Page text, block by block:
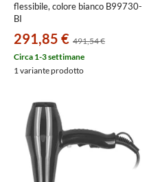
flessibile, colore bianco B99730-
BI
291,85 € 491,54 €
Circa 1-3 settimane
1 variante prodotto